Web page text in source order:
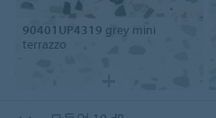
90401UP4319 grey mini
terrazzo